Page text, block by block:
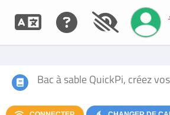
إدارة حسابك